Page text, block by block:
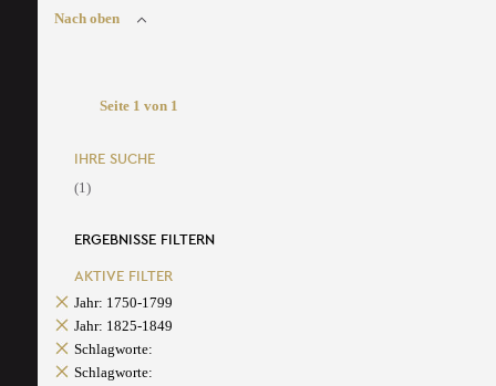
Nach oben
Seite 1 von 1
IHRE SUCHE
(1)
ERGEBNISSE FILTERN
AKTIVE FILTER
Jahr: 1750-1799
Jahr: 1825-1849
Schlagworte:
Schlagworte: